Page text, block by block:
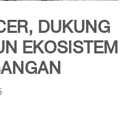
DUKUNG
EKOSISTEM